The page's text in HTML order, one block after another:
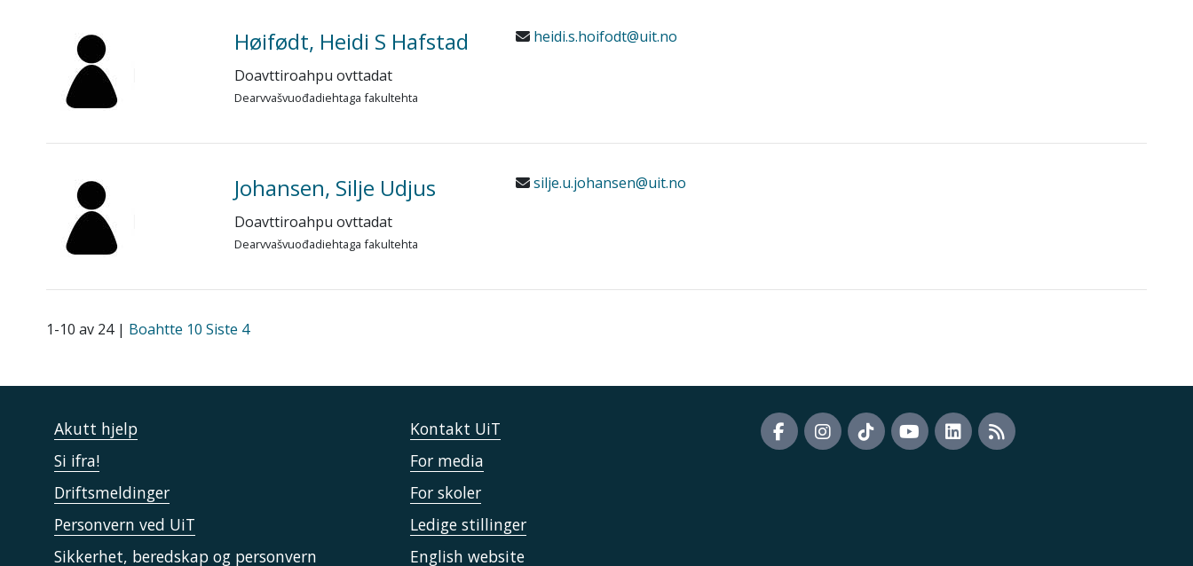
Høifødt, Heidi S Hafstad
Doavttiroahpu ovttadat
Dearvvašvuođadiehtaga fakultehta
heidi.s.hoifodt@uit.no
Johansen, Silje Udjus
Doavttiroahpu ovttadat
Dearvvašvuođadiehtaga fakultehta
silje.u.johansen@uit.no
1-10 av 24 | Boahtte 10 Siste 4
Akutt hjelp
Si ifra!
Driftsmeldinger
Personvern ved UiT
Sikkerhet, beredskap og personvern
Kontakt UiT
For media
For skoler
Ledige stillinger
English website